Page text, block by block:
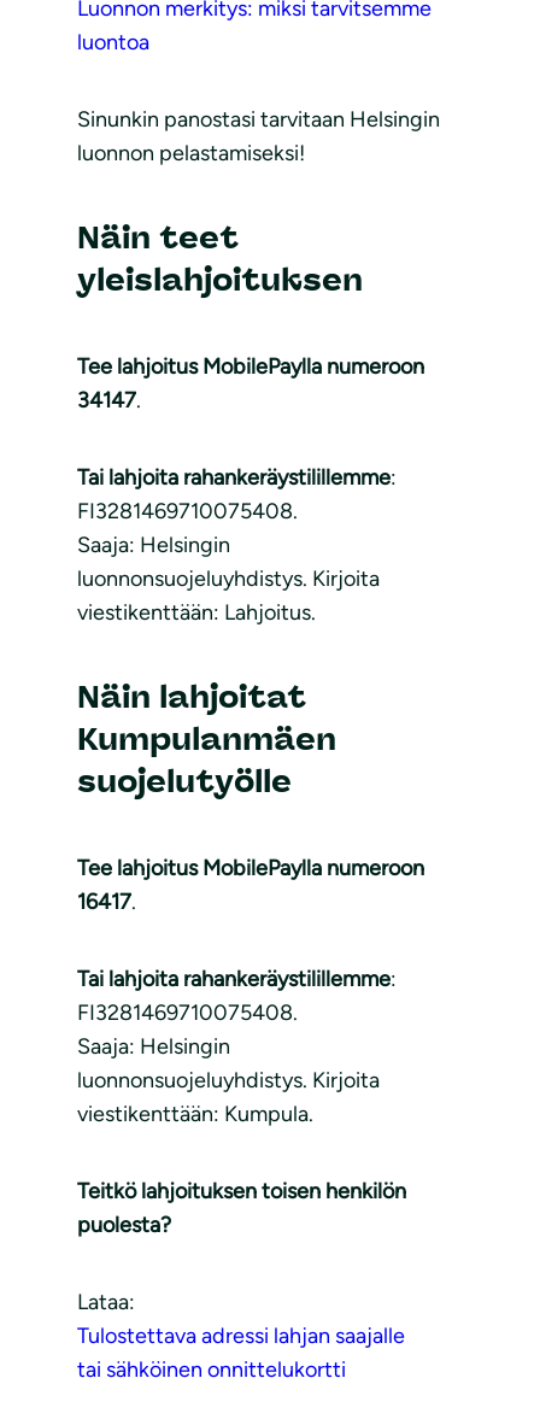
Luonnon merkitys: miksi tarvitsemme
luontoa
Sinunkin panostasi tarvitaan Helsingin
luonnon pelastamiseksi!
Näin teet
yleislahjoituksen
Tee lahjoitus MobilePaylla numeroon
34147.
Tai lahjoita rahankeräystilillemme:
FI3281469710075408.
Saaja: Helsingin
luonnonsuojeluyhdistys. Kirjoita
viestikenttään: Lahjoitus.
Näin lahjoitat
Kumpulanmäen
suojelutyölle
Tee lahjoitus MobilePaylla numeroon
16417.
Tai lahjoita rahankeräystilillemme:
FI3281469710075408.
Saaja: Helsingin
luonnonsuojeluyhdistys. Kirjoita
viestikenttään: Kumpula.
Teitkö lahjoituksen toisen henkilön
puolesta?
Lataa:
Tulostettava adressi lahjan saajalle
tai sähköinen onnittelukortti